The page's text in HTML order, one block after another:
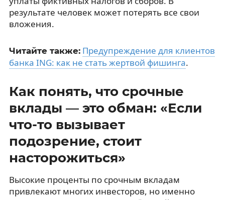
результате человек может потерять все свои
вложения.
Читайте также: Предупреждение для клиентов
банка ING: как не стать жертвой фишинга.
Как понять, что срочные
вклады — это обман: «Если
что-то вызывает
подозрение, стоит
насторожиться»
Высокие проценты по срочным вкладам
привлекают многих инвесторов, но именно